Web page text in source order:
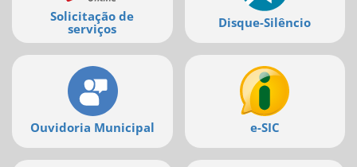
Solicitação de
serviços
Disque-Silêncio
Ouvidoria Municipal e-SIC